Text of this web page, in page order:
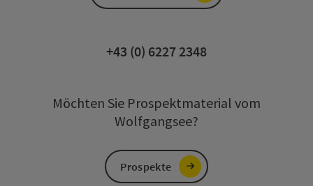
+43 (0) 6227 2348
Möchten Sie Prospektmaterial vom
Wolfgangsee?
Prospekte